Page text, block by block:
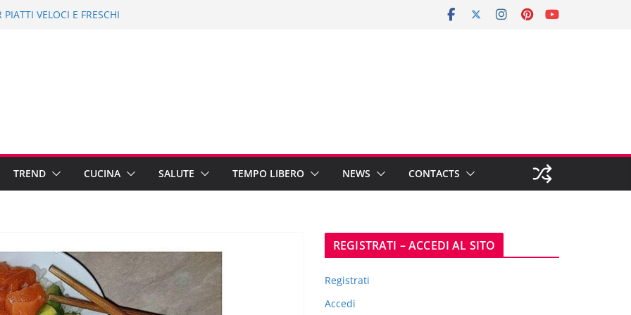
PIATTI VELOCI E FRESCHI
NON SOLO MARE
1-15 AGOSTO 2019
FANTASMA
TREND CUCINA SALUTE TEMPO LIBERO NEWS CONTACTS
REGISTRATI – ACCEDI AL SITO
Registrati
Accedi